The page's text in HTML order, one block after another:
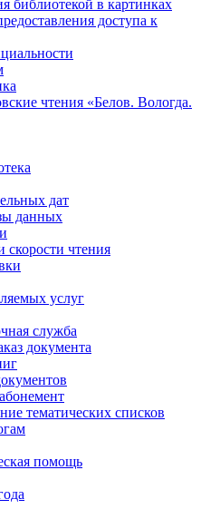
библиотекой в картинках
доступа к
чтения «Белов. Вологда.
дат
данных
скорости чтения
услуг
служба
документа
тематических списков
помощь